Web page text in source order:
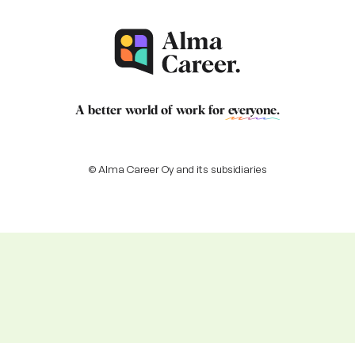
A better world of work for everyone.
© Alma Career Oy and its subsidiaries